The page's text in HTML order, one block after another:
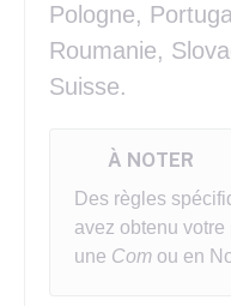
Pologne,
Roumanie,
Suisse.
À NOTER
Des règles
avez obtenu
une Com ou en